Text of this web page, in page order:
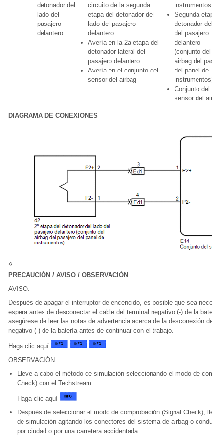
detonador del
lado del
pasajero
delantero
circuito de la segunda
etapa del detonador del
lado del pasajero
delantero.
Avería en la 2a etapa del
detonador lateral del
pasajero delantero
Avería en el conjunto del
sensor del airbag
instrumentos
Segunda etapa
detonador del
del pasajero
delantero
(conjunto del
airbag del
del panel de
instrumentos)
Conjunto del
sensor del
DIAGRAMA DE CONEXIONES
PRECAUCIÓN / AVISO / OBSERVACIÓN
AVISO:
Después de apagar el interruptor de encendido, es posible que sea
espera antes de desconectar el cable del terminal negativo (-) de la
asegúrese de leer las notas de advertencia acerca de la desconexión del
negativo (-) de la batería antes de continuar con el trabajo.
Haga clic aquí
OBSERVACIÓN:
Lleve a cabo el método de simulación seleccionando el modo de
Check) con el Techstream.
Haga clic aquí
Después de seleccionar el modo de comprobación (Signal Check),
de simulación agitando los conectores del sistema de airbag o
por ciudad o por una carretera accidentada.